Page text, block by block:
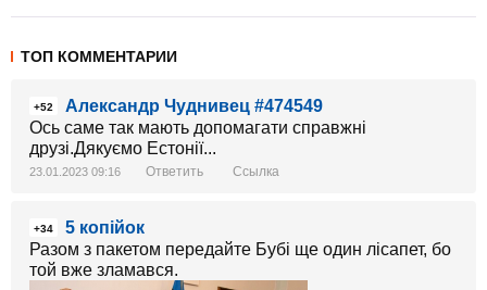
ТОП КОММЕНТАРИИ
+52
Александр Чуднивец #474549
Ось саме так мають допомагати справжні
друзі.Дякуємо Естонії...
23.01.2023 09:16 Ответить Ссылка
+34
5 копійок
Разом з пакетом передайте Бубі ще один лісапет, бо
той вже зламався.